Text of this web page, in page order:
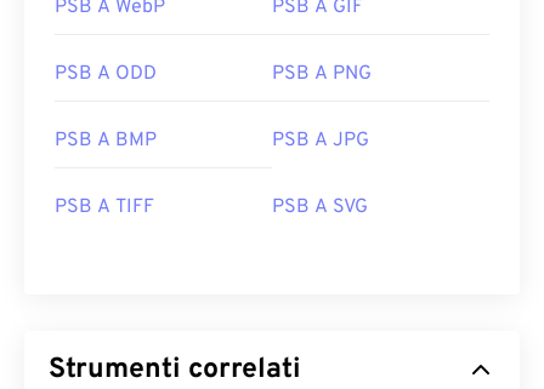
PSB A WebP PSB A GIF
PSB A ODD PSB A PNG
PSB A BMP PSB A JPG
PSB A TIFF PSB A SVG
Strumenti correlati